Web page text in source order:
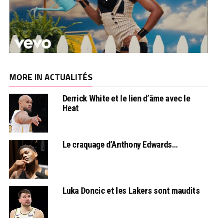
MORE IN ACTUALITÉS
Derrick White et le lien d’âme avec le
Heat
Le craquage d’Anthony Edwards…
Luka Doncic et les Lakers sont maudits